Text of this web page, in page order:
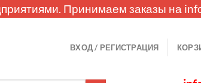
Принимаем заказы на
ВХОД / РЕГИСТРАЦИЯ